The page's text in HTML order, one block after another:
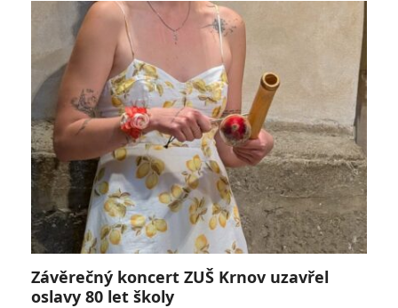
Závěrečný koncert ZUŠ Krnov uzavřel
oslavy 80 let školy